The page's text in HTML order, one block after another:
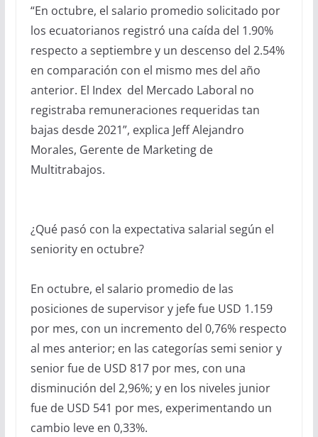
“En octubre, el salario promedio solicitado por
los ecuatorianos registró una caída del 1.90%
respecto a septiembre y un descenso del 2.54%
en comparación con el mismo mes del año
anterior. El Index del Mercado Laboral no
registraba remuneraciones requeridas tan
bajas desde 2021”, explica Jeff Alejandro
Morales, Gerente de Marketing de
Multitrabajos.
¿Qué pasó con la expectativa salarial según el
seniority en octubre?
En octubre, el salario promedio de las
posiciones de supervisor y jefe fue USD 1.159
por mes, con un incremento del 0,76% respecto
al mes anterior; en las categorías semi senior y
senior fue de USD 817 por mes, con una
disminución del 2,96%; y en los niveles junior
fue de USD 541 por mes, experimentando un
cambio leve en 0,33%.